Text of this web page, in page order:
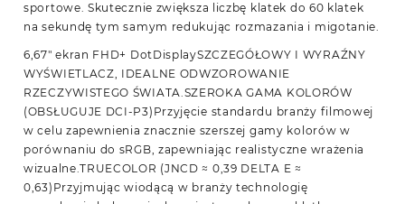
sportowe. Skutecznie zwiększa liczbę klatek do 60 klatek
na sekundę tym samym redukując rozmazania i migotanie.
6,67″ ekran FHD+ DotDisplaySZCZEGÓŁOWY I WYRAŹNY
WYŚWIETLACZ, IDEALNE ODWZOROWANIE
RZECZYWISTEGO ŚWIATA.SZEROKA GAMA KOLORÓW
(OBSŁUGUJE DCI-P3)Przyjęcie standardu branży filmowej
w celu zapewnienia znacznie szerszej gamy kolorów w
porównaniu do sRGB, zapewniając realistyczne wrażenia
wizualne.TRUECOLOR (JNCD ≈ 0,39 DELTA E ≈
0,63)Przyjmując wiodącą w branży technologię